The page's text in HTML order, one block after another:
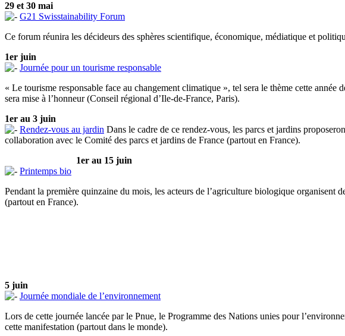
29 et 30 mai
G21 Swisstainability Forum
Ce forum réunira les décideurs des sphères scientifique, économique, médiatique et
1er juin
Journée pour un tourisme responsable
« Le tourisme responsable face au changement climatique », tel sera le thème cette
sera mise à l’honneur (Conseil régional d’Ile-de-France, Paris).
1er au 3 juin
Rendez-vous au jardin Dans le cadre de ce rendez-vous, les parcs et jardins
collaboration avec le Comité des parcs et jardins de France (partout en France).
1er au 15 juin
Printemps bio
Pendant la première quinzaine du mois, les acteurs de l’agriculture biologique organisent
(partout en France).
5 juin
Journée mondiale de l’environnement
Lors de cette journée lancée par le Pnue, le Programme des Nations unies pour
cette manifestation (partout dans le monde).